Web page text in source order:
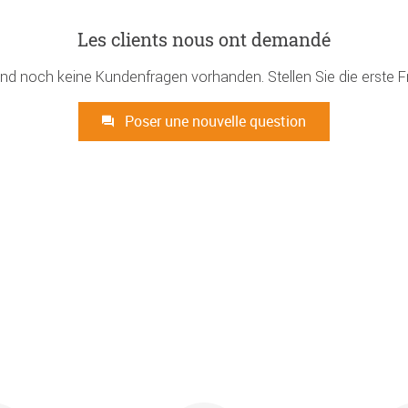
Les clients nous ont demandé
noch keine Kundenfragen vorhanden. Stellen Sie die erste
Poser une nouvelle question